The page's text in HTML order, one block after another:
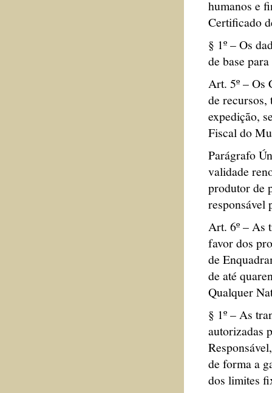
humanos e
Certificado
§ 1º – Os
de base
Art. 5º – Os
de recursos,
expedição,
Fiscal do
Parágrafo
validade
produtor de
responsável
Art. 6º – As
favor dos
de
de até
Qualquer
§ 1º – As
autorizadas
de forma a
dos limites